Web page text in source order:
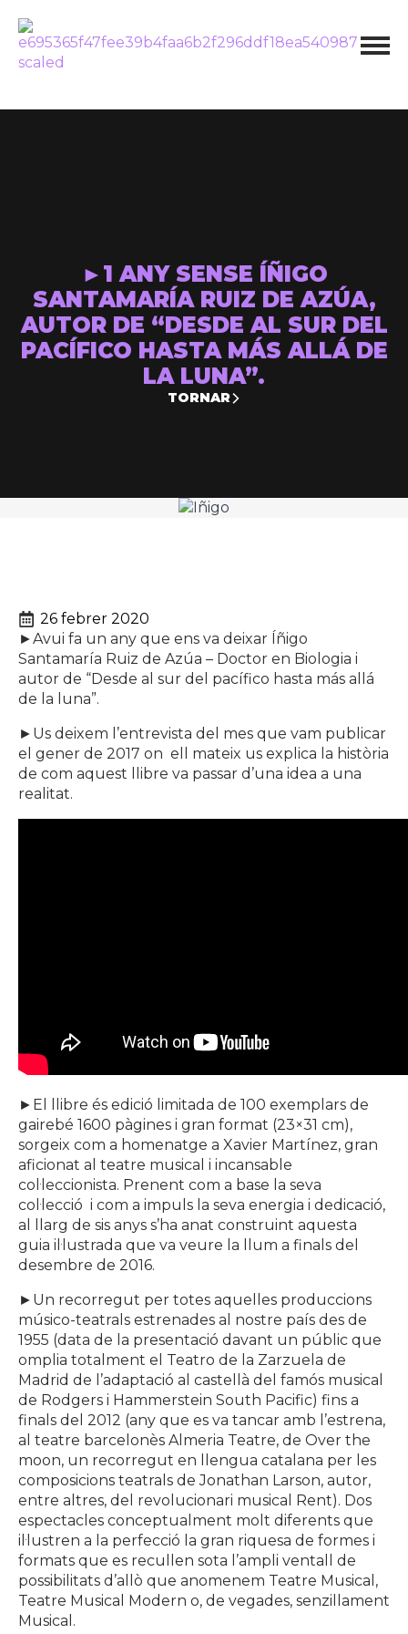
►1 ANY SENSE ÍÑIGO
SANTAMARÍA RUIZ DE AZÚA,
AUTOR DE “DESDE AL SUR DEL
PACÍFICO HASTA MÁS ALLÁ DE
LA LUNA”.
TORNAR
26 febrer 2020
►Avui fa un any que ens va deixar Íñigo
Santamaría Ruiz de Azúa – Doctor en Biologia i
autor de “Desde al sur del pacífico hasta más allá
de la luna”.
►Us deixem l’entrevista del mes que vam publicar
el gener de 2017 on ell mateix us explica la història
de com aquest llibre va passar d’una idea a una
realitat.
►El llibre és edició limitada de 100 exemplars de
gairebé 1600 pàgines i gran format (23×31 cm),
sorgeix com a homenatge a Xavier Martínez, gran
aficionat al teatre musical i incansable
col·leccionista. Prenent com a base la seva
col·lecció i com a impuls la seva energia i dedicació,
al llarg de sis anys s’ha anat construint aquesta
guia il·lustrada que va veure la llum a finals del
desembre de 2016.
►Un recorregut per totes aquelles produccions
músico-teatrals estrenades al nostre país des de
1955 (data de la presentació davant un públic que
omplia totalment el Teatro de la Zarzuela de
Madrid de l’adaptació al castellà del famós musical
de Rodgers i Hammerstein South Pacific) fins a
finals del 2012 (any que es va tancar amb l’estrena,
al teatre barcelonès Almeria Teatre, de Over the
moon, un recorregut en llengua catalana per les
composicions teatrals de Jonathan Larson, autor,
entre altres, del revolucionari musical Rent). Dos
espectacles conceptualment molt diferents que
il·lustren a la perfecció la gran riquesa de formes i
formats que es recullen sota l’ampli ventall de
possibilitats d’allò que anomenem Teatre Musical,
Teatre Musical Modern o, de vegades, senzillament
Musical.